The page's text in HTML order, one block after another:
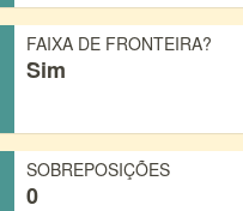
FAIXA DE FRONTEIRA?
Sim
SOBREPOSIÇÕES
0